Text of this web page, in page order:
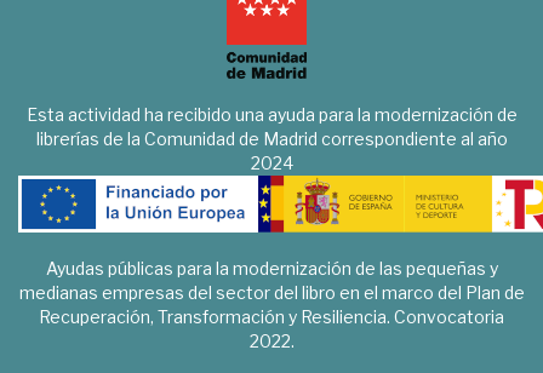
Esta actividad ha recibido una ayuda para la modernización de
librerías de la Comunidad de Madrid correspondiente al año
2024
Ayudas públicas para la modernización de las pequeñas y
medianas empresas del sector del libro en el marco del Plan de
Recuperación, Transformación y Resiliencia. Convocatoria
2022.